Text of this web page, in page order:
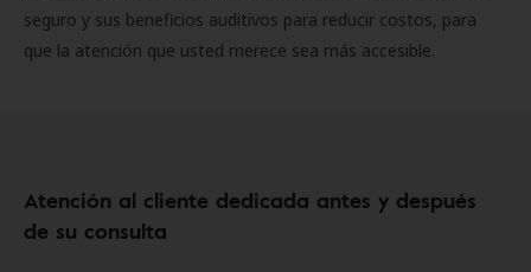
seguro y sus beneficios auditivos para reducir costos, para
que la atención que usted merece sea más accesible.
Atención al cliente dedicada antes y después
de su consulta